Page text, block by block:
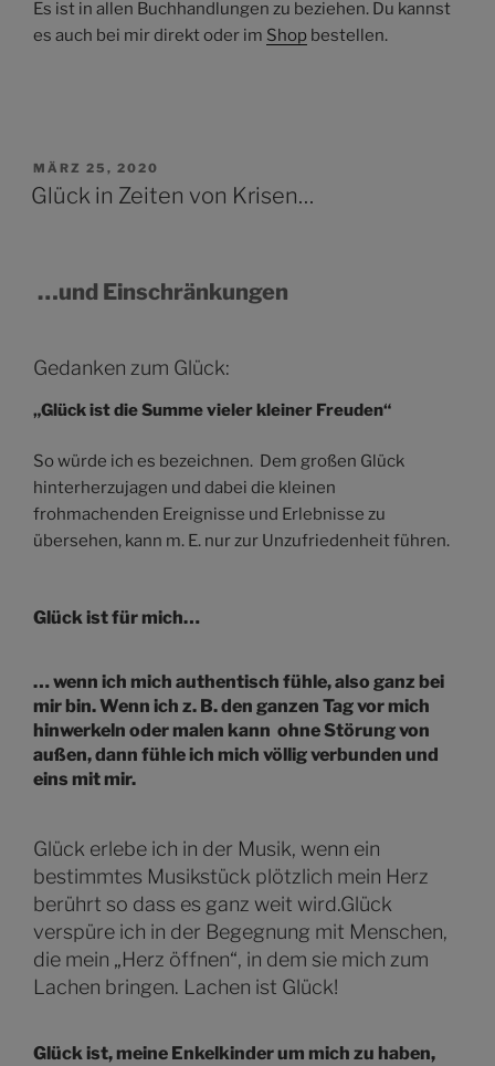
Es ist in allen Buchhandlungen zu beziehen. Du kannst
es auch bei mir direkt oder im Shop bestellen.
VERÖFFENTLICHT
AM
MÄRZ 25, 2020
Glück in Zeiten von Krisen…
…und Einschränkungen
Gedanken zum Glück:
„Glück ist die Summe vieler kleiner Freuden“
So würde ich es bezeichnen. Dem großen Glück
hinterherzujagen und dabei die kleinen
frohmachenden Ereignisse und Erlebnisse zu
übersehen, kann m. E. nur zur Unzufriedenheit führen.
Glück ist für mich…
… wenn ich mich authentisch fühle, also ganz bei
mir bin. Wenn ich z. B. den ganzen Tag vor mich
hinwerkeln oder malen kann ohne Störung von
außen, dann fühle ich mich völlig verbunden und
eins mit mir.
Glück erlebe ich in der Musik, wenn ein
bestimmtes Musikstück plötzlich mein Herz
berührt so dass es ganz weit wird.Glück
verspüre ich in der Begegnung mit Menschen,
die mein „Herz öffnen“, in dem sie mich zum
Lachen bringen. Lachen ist Glück!
Glück ist, meine Enkelkinder um mich zu haben,